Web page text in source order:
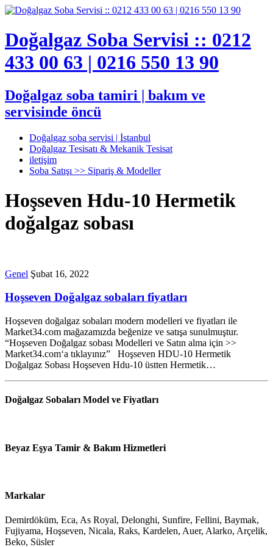
Doğalgaz Soba Servisi :: 0212
433 00 63 | 0216 550 13 90
Doğalgaz soba tamiri | bakım ve
servisinde öncü
Doğalgaz soba servisi | İstanbul
Doğalgaz Tesisatı & Mekanik Tesisat
iletişim
Soba Satışı >> Sipariş & Modeller
Hoşseven Hdu-10 Hermetik
doğalgaz sobası
Genel Şubat 16, 2022
Hoşseven Doğalgaz sobaları fiyatları
Hoşseven doğalgaz sobaları modern modelleri ve fiyatları ile
Market34.com mağazamızda beğenize ve satışa sunulmuştur.
“Hoşseven Doğalgaz sobası Modelleri ve Satın alma için >>
Market34.com‘a tıklayınız” Hoşseven HDU-10 Hermetik
Doğalgaz Sobası Hoşseven Hdu-10 üstten Hermetik…
Doğalgaz Sobaları Model ve Fiyatları
Beyaz Eşya Tamir & Bakım Hizmetleri
Markalar
Demirdöküm, Eca, As Royal, Delonghi, Sunfire, Fellini, Baymak,
Fujiyama, Hoşseven, Nicala, Raks, Kardelen, Auer, Alarko, Arçelik,
Beko, Süsler